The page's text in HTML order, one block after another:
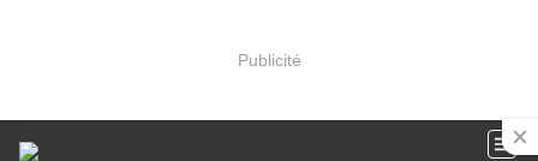
Publicité